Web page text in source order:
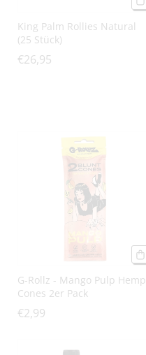
King Palm Rollies Natural
(25 Stück)
€26,95
G-Rollz - Mango Pulp Hemp
Cones 2er Pack
€2,99